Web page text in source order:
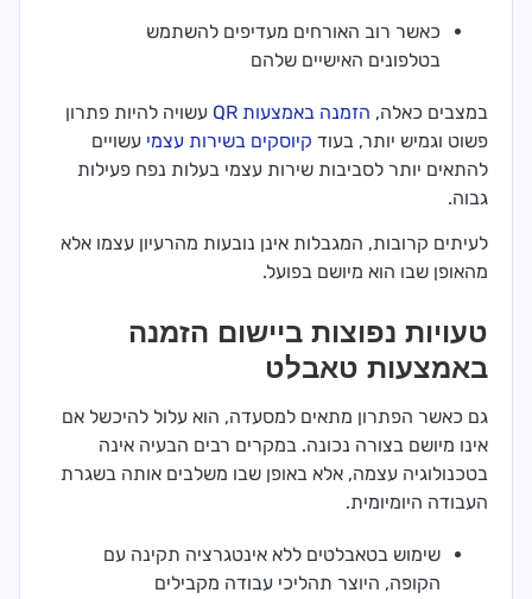
כאשר רוב האורחים מעדיפים להשתמש
בטלפונים האישיים שלהם
במצבים כאלה, הזמנה באמצעות QR
עשויה להיות פתרון
פשוט וגמיש יותר, בעוד קיוסקים בשירות עצמי עשויים
להתאים יותר לסביבות שירות עצמי בעלות נפח פעילות
גבוה.
לעיתים קרובות, המגבלות אינן נובעות מהרעיון עצמו אלא
מהאופן שבו הוא מיושם בפועל.
טעויות נפוצות ביישום הזמנה
באמצעות טאבלט
גם כאשר הפתרון מתאים למסעדה, הוא עלול להיכשל אם
אינו מיושם בצורה נכונה. במקרים רבים הבעיה אינה
בטכנולוגיה עצמה, אלא באופן שבו משלבים אותה בשגרת
העבודה היומיומית.
שימוש בטאבלטים ללא אינטגרציה תקינה עם
הקופה, היוצר תהליכי עבודה מקבילים